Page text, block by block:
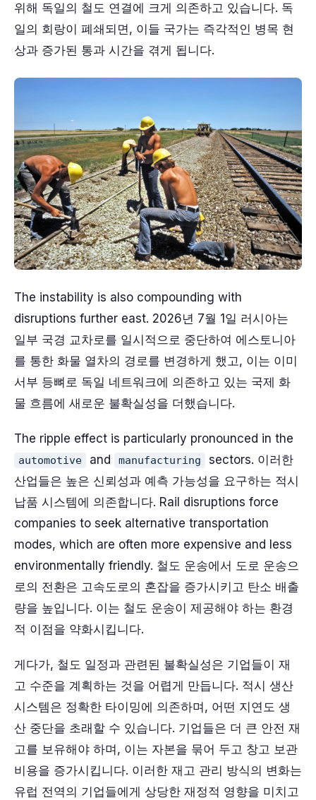
위해 독일의 철도 연결에 크게 의존하고 있습니다. 독
일의 회랑이 폐쇄되면, 이들 국가는 즉각적인 병목 현
상과 증가된 통과 시간을 겪게 됩니다.
The instability is also compounding with
disruptions further east. 2026년 7월 1일 러시아는
일부 국경 교차로를 일시적으로 중단하여 에스토니아
를 통한 화물 열차의 경로를 변경하게 했고, 이는 이미
서부 등뼈로 독일 네트워크에 의존하고 있는 국제 화
물 흐름에 새로운 불확실성을 더했습니다.
The ripple effect is particularly pronounced in the
automotive and manufacturing
sectors. 이러한
산업들은 높은 신뢰성과 예측 가능성을 요구하는 적시
납품 시스템에 의존합니다. Rail disruptions force
companies to seek alternative transportation
modes, which are often more expensive and less
environmentally friendly. 철도 운송에서 도로 운송으
로의 전환은 고속도로의 혼잡을 증가시키고 탄소 배출
량을 높입니다. 이는 철도 운송이 제공해야 하는 환경
적 이점을 약화시킵니다.
게다가, 철도 일정과 관련된 불확실성은 기업들이 재
고 수준을 계획하는 것을 어렵게 만듭니다. 적시 생산
시스템은 정확한 타이밍에 의존하며, 어떤 지연도 생
산 중단을 초래할 수 있습니다. 기업들은 더 큰 안전 재
고를 보유해야 하며, 이는 자본을 묶어 두고 창고 보관
비용을 증가시킵니다. 이러한 재고 관리 방식의 변화는
유럽 전역의 기업들에게 상당한 재정적 영향을 미치고